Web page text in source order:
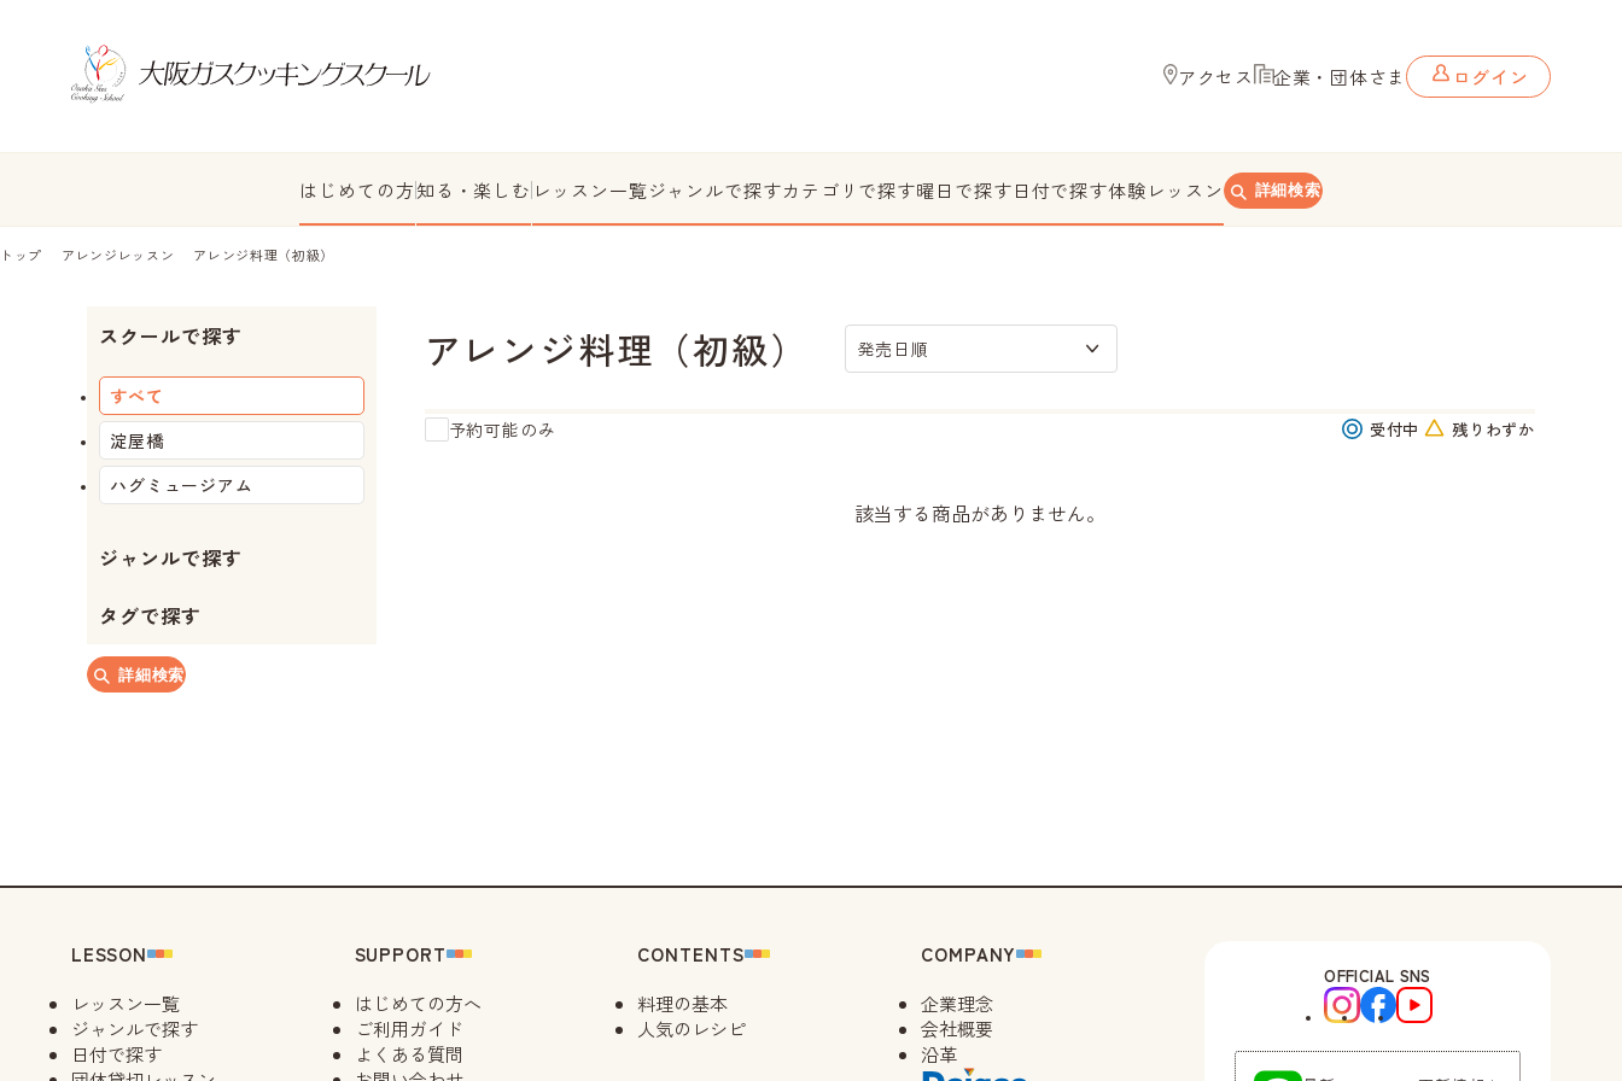
アクセス 企業・団体さま ログイン
はじめての方知る・楽しむ レッスン一覧ジャンルで探すカテゴリで探す曜日で探す日付で探す体験レッスン 詳細検索
トップ アレンジレッスン アレンジ料理（初級）
スクールで探す
すべて
淀屋橋
ハグミュージアム
ジャンルで探す
タグで探す
詳細検索
アレンジ料理（初級） 発売日順
予約可能のみ 受付中 残りわずか
該当する商品がありません。
LESSON
レッスン一覧
ジャンルで探す
日付で探す
SUPPORT
はじめての方へ
ご利用ガイド
よくある質問
CONTENTS
料理の基本
人気のレシピ
COMPANY
企業理念
会社概要
沿革
OFFICIAL SNS